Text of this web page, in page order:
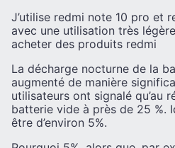
J’utilise redmi note 10 pro et
avec une utilisation très
acheter des produits redmi
La décharge nocturne de la
augmenté de manière
utilisateurs ont signalé qu’au
batterie vide à près de 25 %.
être d’environ 5%.